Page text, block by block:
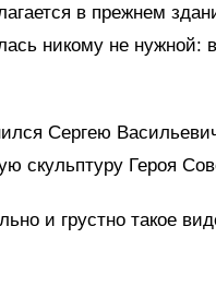
в прежнем
никому не
Сергею
скульптуру Героя
и грустно такое